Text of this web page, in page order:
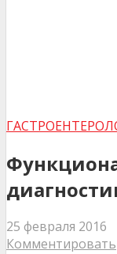
25 февраля 2016
Комментировать